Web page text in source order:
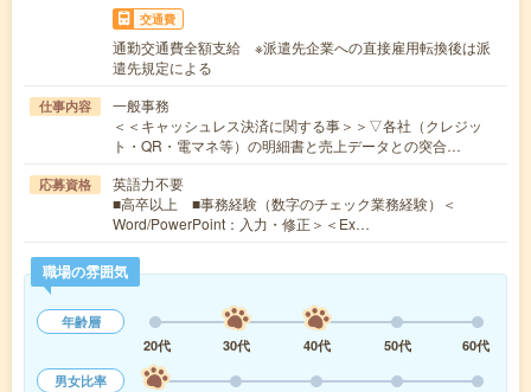
交通費
通勤交通費全額支給 ※派遣先企業への直接雇用転換後は派
遣先規定による
仕事内容
一般事務
＜＜キャッシュレス決済に関する事＞＞▽各社（クレジッ
ト・QR・電マネ等）の明細書と売上データとの突合…
応募資格
英語力不要
■高卒以上 ■事務経験（数字のチェック業務経験）＜
Word/PowerPoint：入力・修正＞＜Ex…
職場の雰囲気
年齢層
20代
30代 40代 50代
60代
男女比率